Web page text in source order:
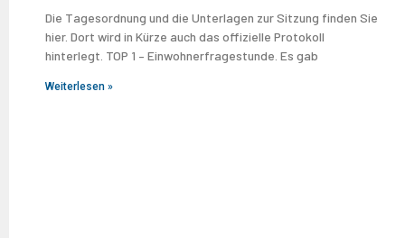
Die Tagesordnung und die Unterlagen zur Sitzung finden Sie
hier. Dort wird in Kürze auch das offizielle Protokoll
hinterlegt. TOP 1 – Einwohnerfragestunde. Es gab
Weiterlesen »